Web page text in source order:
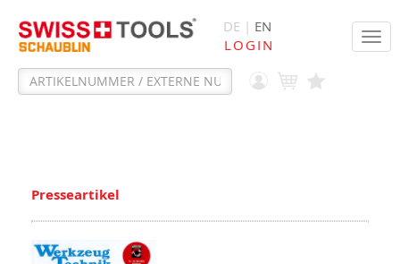
DE | EN
LOGIN
Presseartikel